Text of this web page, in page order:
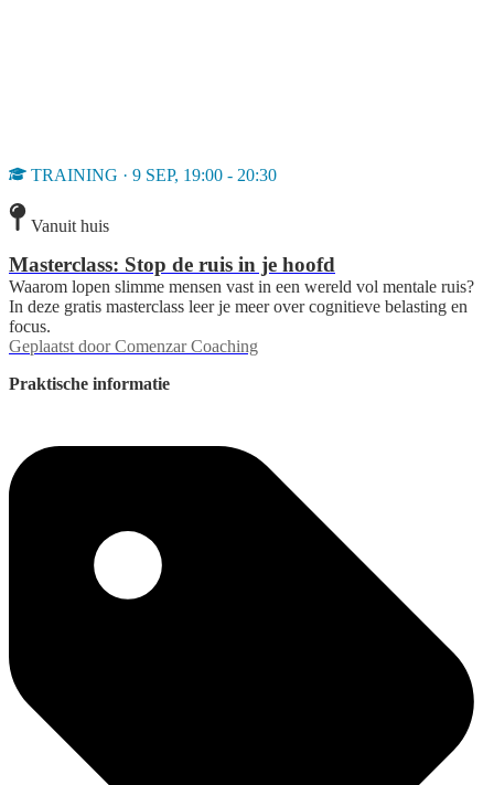
TRAINING · 9 SEP, 19:00 - 20:30
Vanuit huis
Masterclass: Stop de ruis in je hoofd
Waarom lopen slimme mensen vast in een wereld vol mentale ruis?
In deze gratis masterclass leer je meer over cognitieve belasting en
focus.
Geplaatst door Comenzar Coaching
Praktische informatie